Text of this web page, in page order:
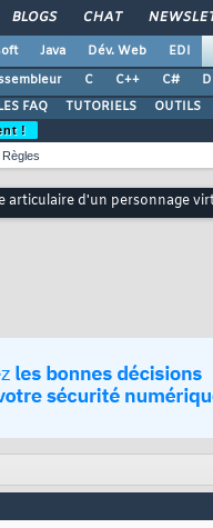
BLOGS CHAT
Java Dév. Web EDI
C C++ C# D
FAQ TUTORIELS OUTILS
!
Règles
articulaire d'un personnage